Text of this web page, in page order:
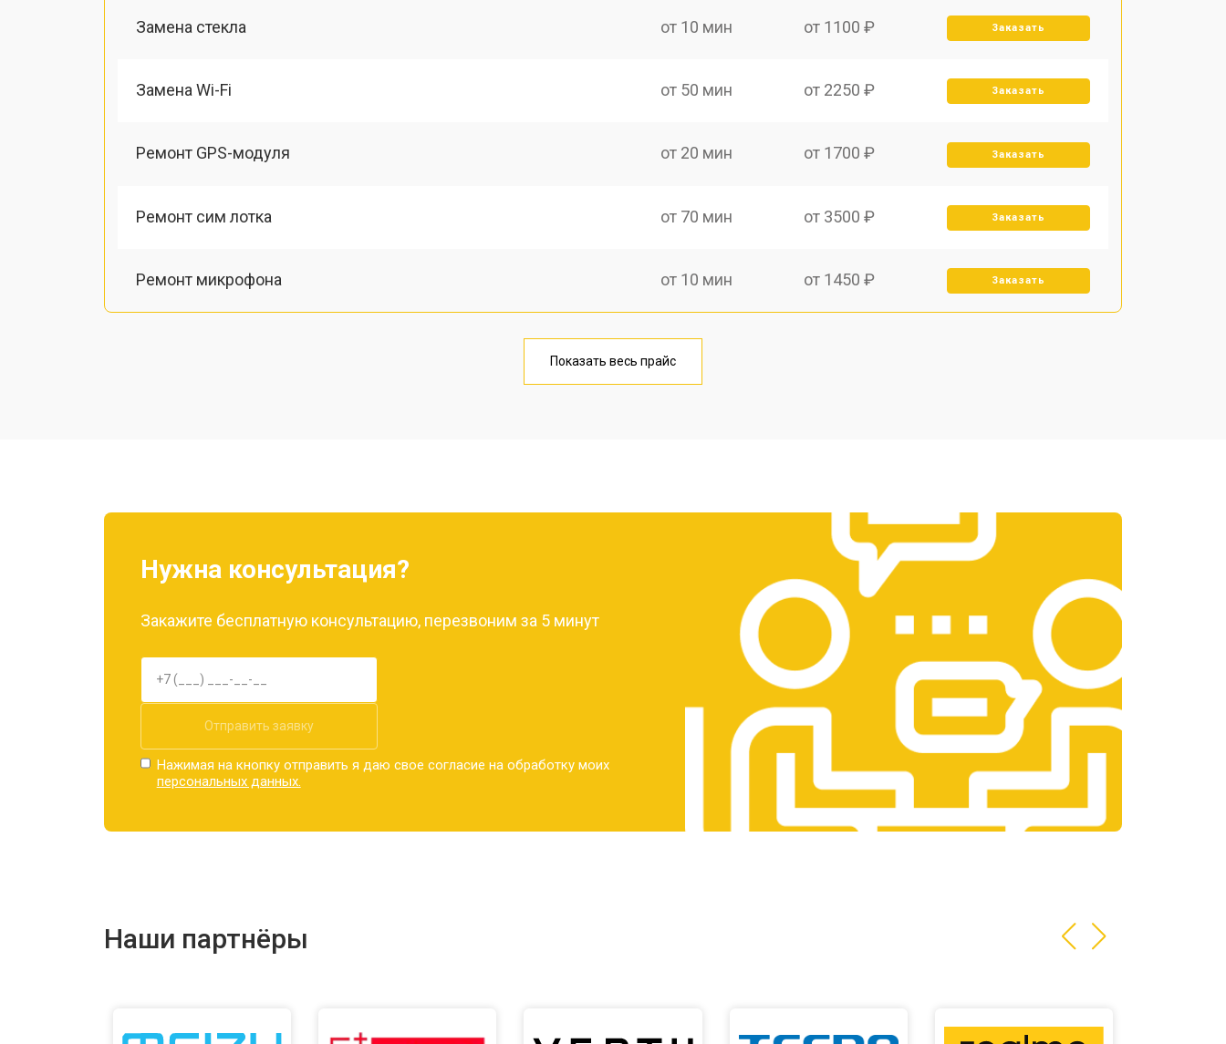
Замена стекла от 10 мин от 1100 ₽ Заказать
Замена Wi-Fi от 50 мин от 2250 ₽ Заказать
Ремонт GPS-модуля от 20 мин от 1700 ₽ Заказать
Ремонт сим лотка от 70 мин от 3500 ₽ Заказать
Ремонт микрофона от 10 мин от 1450 ₽ Заказать
от 40 мин
от 3300 ₽
от 1400 ₽ Заказать
Замена дисплея (экрана) от 2700 ₽ Заказать
Замена аккумулятора от 950 ₽ Заказать
Замена кнопки включения от 1750 ₽
Показать весь прайс
Нужна консультация?
Закажите бесплатную консультацию, перезвоним за 5 минут
Отправить заявку
Нажимая на кнопку отправить я даю свое согласие на обработку моих
персональных данных.
Наши партнёры